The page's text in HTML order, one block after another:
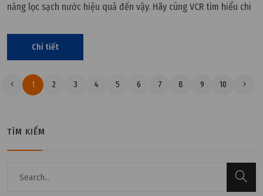
năng lọc sạch nước hiệu quả đến vậy. Hãy cùng VCR tìm hiểu chi
Chi tiết
1 2 3 4 5 6 7 8 9 10
TÌM KIẾM